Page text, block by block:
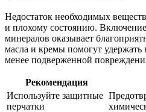
Недостаток необходимых
и плохому состоянию.
минералов оказывает
масла и кремы помогут удержать
менее подверженной
Рекомендация
Используйте защитные
перчатки